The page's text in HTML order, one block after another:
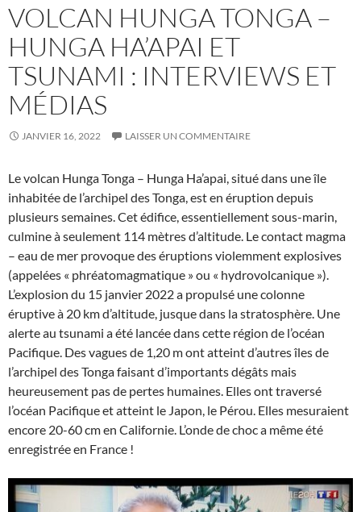
VOLCAN HUNGA TONGA –
HUNGA HA’APAI ET
TSUNAMI : INTERVIEWS ET
MÉDIAS
JANVIER 16, 2022 LAISSER UN COMMENTAIRE
Le volcan Hunga Tonga – Hunga Ha’apai, situé dans une île
inhabitée de l’archipel des Tonga, est en éruption depuis
plusieurs semaines. Cet édifice, essentiellement sous-marin,
culmine à seulement 114 mètres d’altitude. Le contact magma
– eau de mer provoque des éruptions violemment explosives
(appelées « phréatomagmatique » ou « hydrovolcanique »).
L’explosion du 15 janvier 2022 a propulsé une colonne
éruptive à 20 km d’altitude, jusque dans la stratosphère. Une
alerte au tsunami a été lancée dans cette région de l’océan
Pacifique. Des vagues de 1,20 m ont atteint d’autres îles de
l’archipel des Tonga faisant d’importants dégâts mais
heureusement pas de pertes humaines. Elles ont traversé
l’océan Pacifique et atteint le Japon, le Pérou. Elles mesuraient
encore 20-60 cm en Californie. L’onde de choc a même été
enregistrée en France !